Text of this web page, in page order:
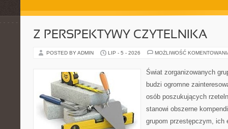
Z PERSPEKTYWY CZYTELNIKA
POSTED BY ADMIN LIP - 5 - 2026 MOŻLIWOŚĆ
Świat zorganizowanych
budzi ogromne
osób poszukujących
stanowi obszerne
grupom przestępczym, ich